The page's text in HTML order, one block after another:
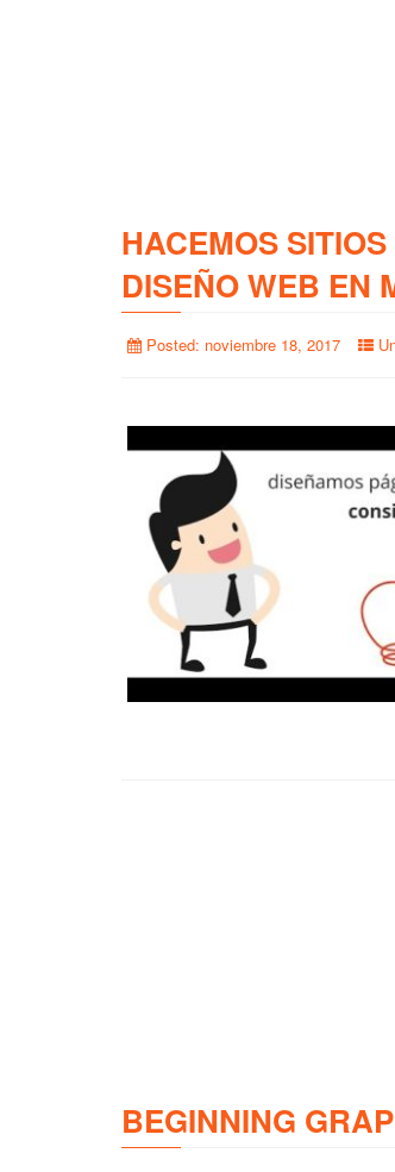
HACEMOS
DISEÑO WEB EN
Posted: noviembre 18, 2017
BEGINNING